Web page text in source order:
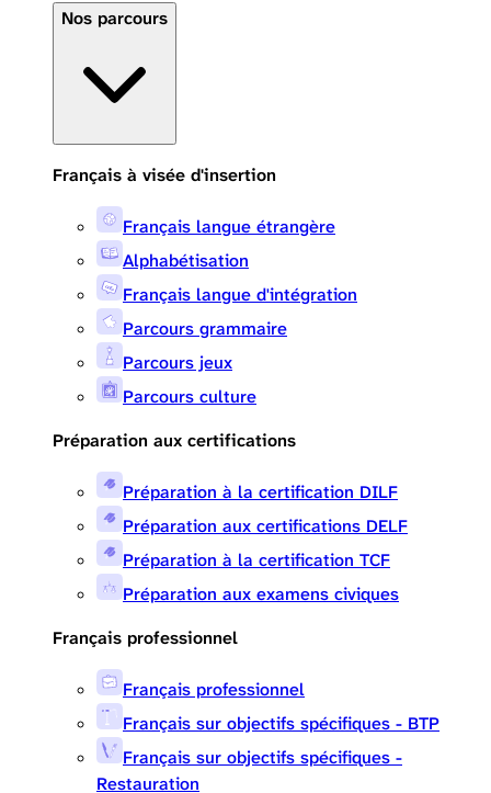
Nos parcours
Français à visée d'insertion
Français langue étrangère
Alphabétisation
Français langue d'intégration
Parcours grammaire
Parcours jeux
Parcours culture
Préparation aux certifications
Préparation à la certification DILF
Préparation aux certifications DELF
Préparation à la certification TCF
Préparation aux examens civiques
Français professionnel
Français professionnel
Français sur objectifs spécifiques - BTP
Français sur objectifs spécifiques -
Restauration